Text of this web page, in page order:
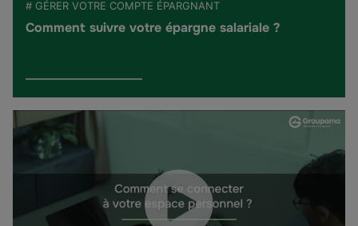
# GÉRER VOTRE COMPTE ÉPARGNANT
Comment suivre votre épargne salariale ?